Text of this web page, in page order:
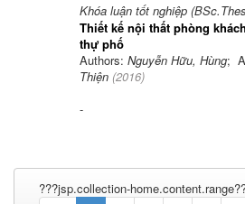
Khóa luận tốt nghiệp
Thiết kế nội thất phòng
thự phố
Authors: Nguyễn Hữu, Hùng;
Thiện (2016)
-
???jsp.collection-